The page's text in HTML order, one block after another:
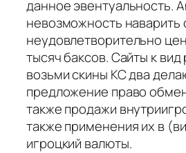
данное эвентуальность.
невозможность наварить
неудовлетворительно
тысяч баксов. Сайты к вид
возьми скины КС два
предложение право
также продажи
также применения их в
игроцкий валюты.